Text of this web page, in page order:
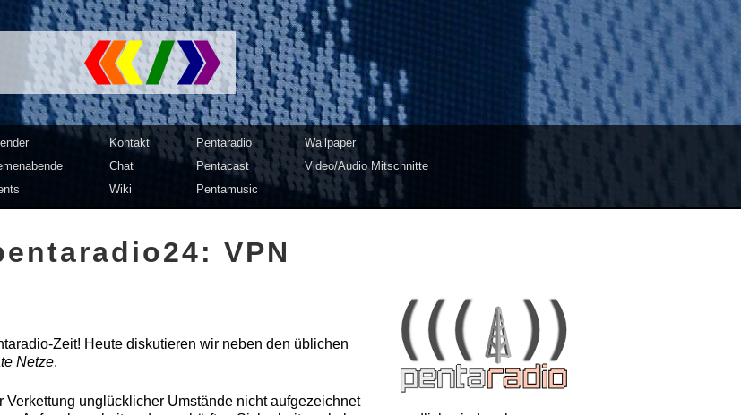
Club Dresden | c3d2
Kontakt
Chat
Wiki
Pentaradio
Pentacast
Pentamusic
Wallpaper
Video/Audio Mitschnitte
VPN
Zeit! Heute diskutieren wir neben den üblichen
Netze.
unglücklicher Umstände nicht aufgezeichnet